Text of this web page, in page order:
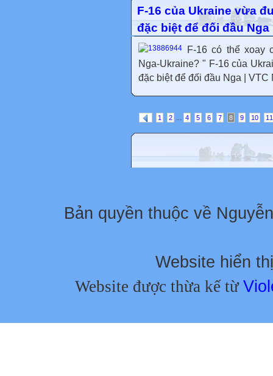
F-16 của Ukraine vừa
đặc biệt để đối đầu Nga
F-16 có thể xoay
Nga-Ukraine? " F-16 của
đặc biệt để đối đầu Nga | VTC
1 2 ... 4 5 6 7 8 9 10 11
Bản quyền thuộc về
Website hiển
Website được thừa kế từ